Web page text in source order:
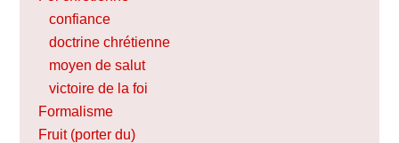
confiance
doctrine chrétienne
moyen de salut
victoire de la foi
Formalisme
Fruit (porter du)